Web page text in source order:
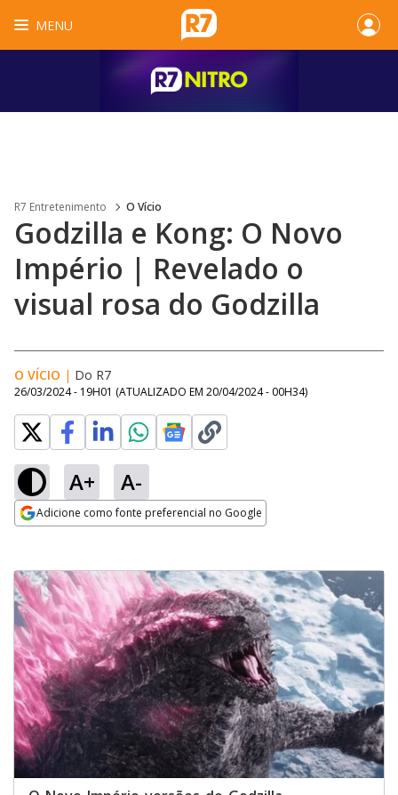
MENU
R7 Entretenimento O Vício
Godzilla e Kong: O Novo
Império | Revelado o
visual rosa do Godzilla
O VÍCIO | Do R7
26/03/2024 - 19H01 (ATUALIZADO EM 20/04/2024 - 00H34)
A+ A-
Adicione como fonte preferencial no Google